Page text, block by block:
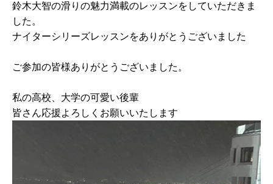
鈴木大智の滑りの魅力満載のレッスンをしていただきま
した。
ナイターシリーズレッスンをありがとうございました
ご参加の皆様ありがとうございました。
私の高校、大学の可愛い後輩
皆さん応援よろしくお願いいたします